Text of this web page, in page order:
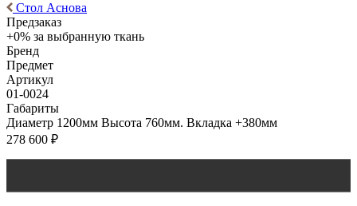
Стол Аснова
Предзаказ
+0% за выбранную ткань
Бренд
Предмет
Артикул
01-0024
Габариты
Диаметр 1200мм Высота 760мм. Вкладка +380мм
278 600 ₽